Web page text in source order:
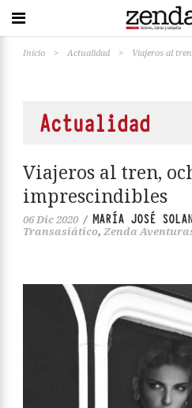
Inicio > Actualidad > Viajeros al
Actualidad
Viajeros al tren,
imprescindibles
06 Dic 2020 / MARÍA JOSÉ
Transasiático, Zenda